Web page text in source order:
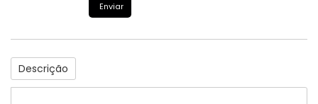
Enviar
Descrição